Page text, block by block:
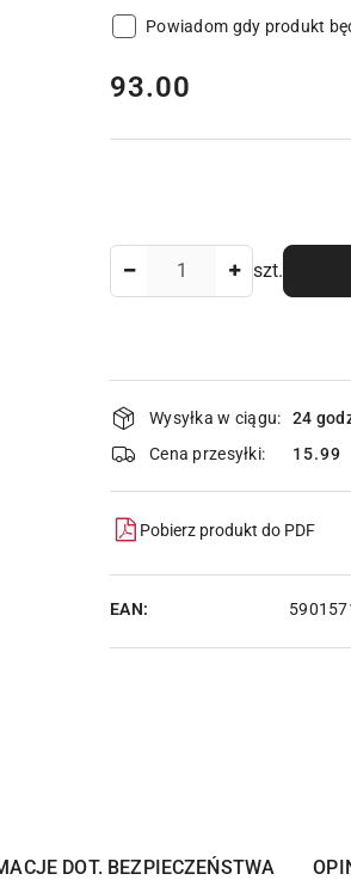
Powiadom gdy produkt
cena:
93.00
szt.
Dostępność
i
dostawa
Wysyłka w ciągu:
24
Cena przesyłki:
15.99
Pobierz produkt do PDF
EAN:
DOT. BEZPIECZEŃSTWA